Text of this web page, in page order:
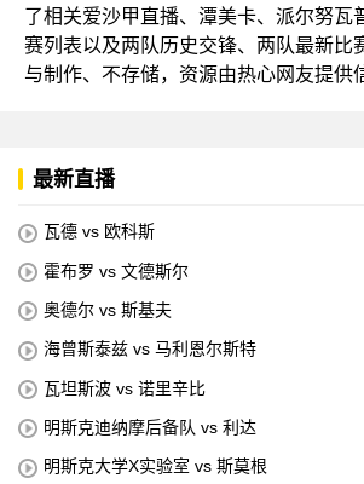
了相关爱沙甲直播、潭美卡、派尔努瓦
赛列表以及两队历史交锋、两队最新比
与制作、不存储，资源由热心网友提供
最新直播
瓦德 vs 欧科斯
霍布罗 vs 文德斯尔
奥德尔 vs 斯基夫
海曾斯泰兹 vs 马利恩尔斯特
瓦坦斯波 vs 诺里辛比
明斯克迪纳摩后备队 vs 利达
明斯克大学X实验室 vs 斯莫根